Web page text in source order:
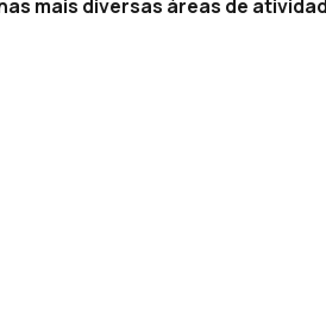
mais diversas áreas de